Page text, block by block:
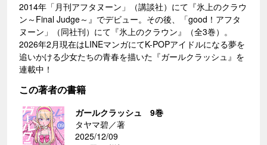
2014年「月刊アフタヌーン」（講談社）にて『氷上のクラウ
ン～Final Judge～』でデビュー。その後、「good！アフタ
ヌーン」（同社刊）にて『氷上のクラウン』（全3巻）。
2026年2月現在はLINEマンガにてK-POPアイドルになる夢を
追いかける少女たちの青春を描いた『ガールクラッシュ』を
連載中！
この著者の書籍
ガールクラッシュ 9巻
タヤマ碧／著
2025/12/09